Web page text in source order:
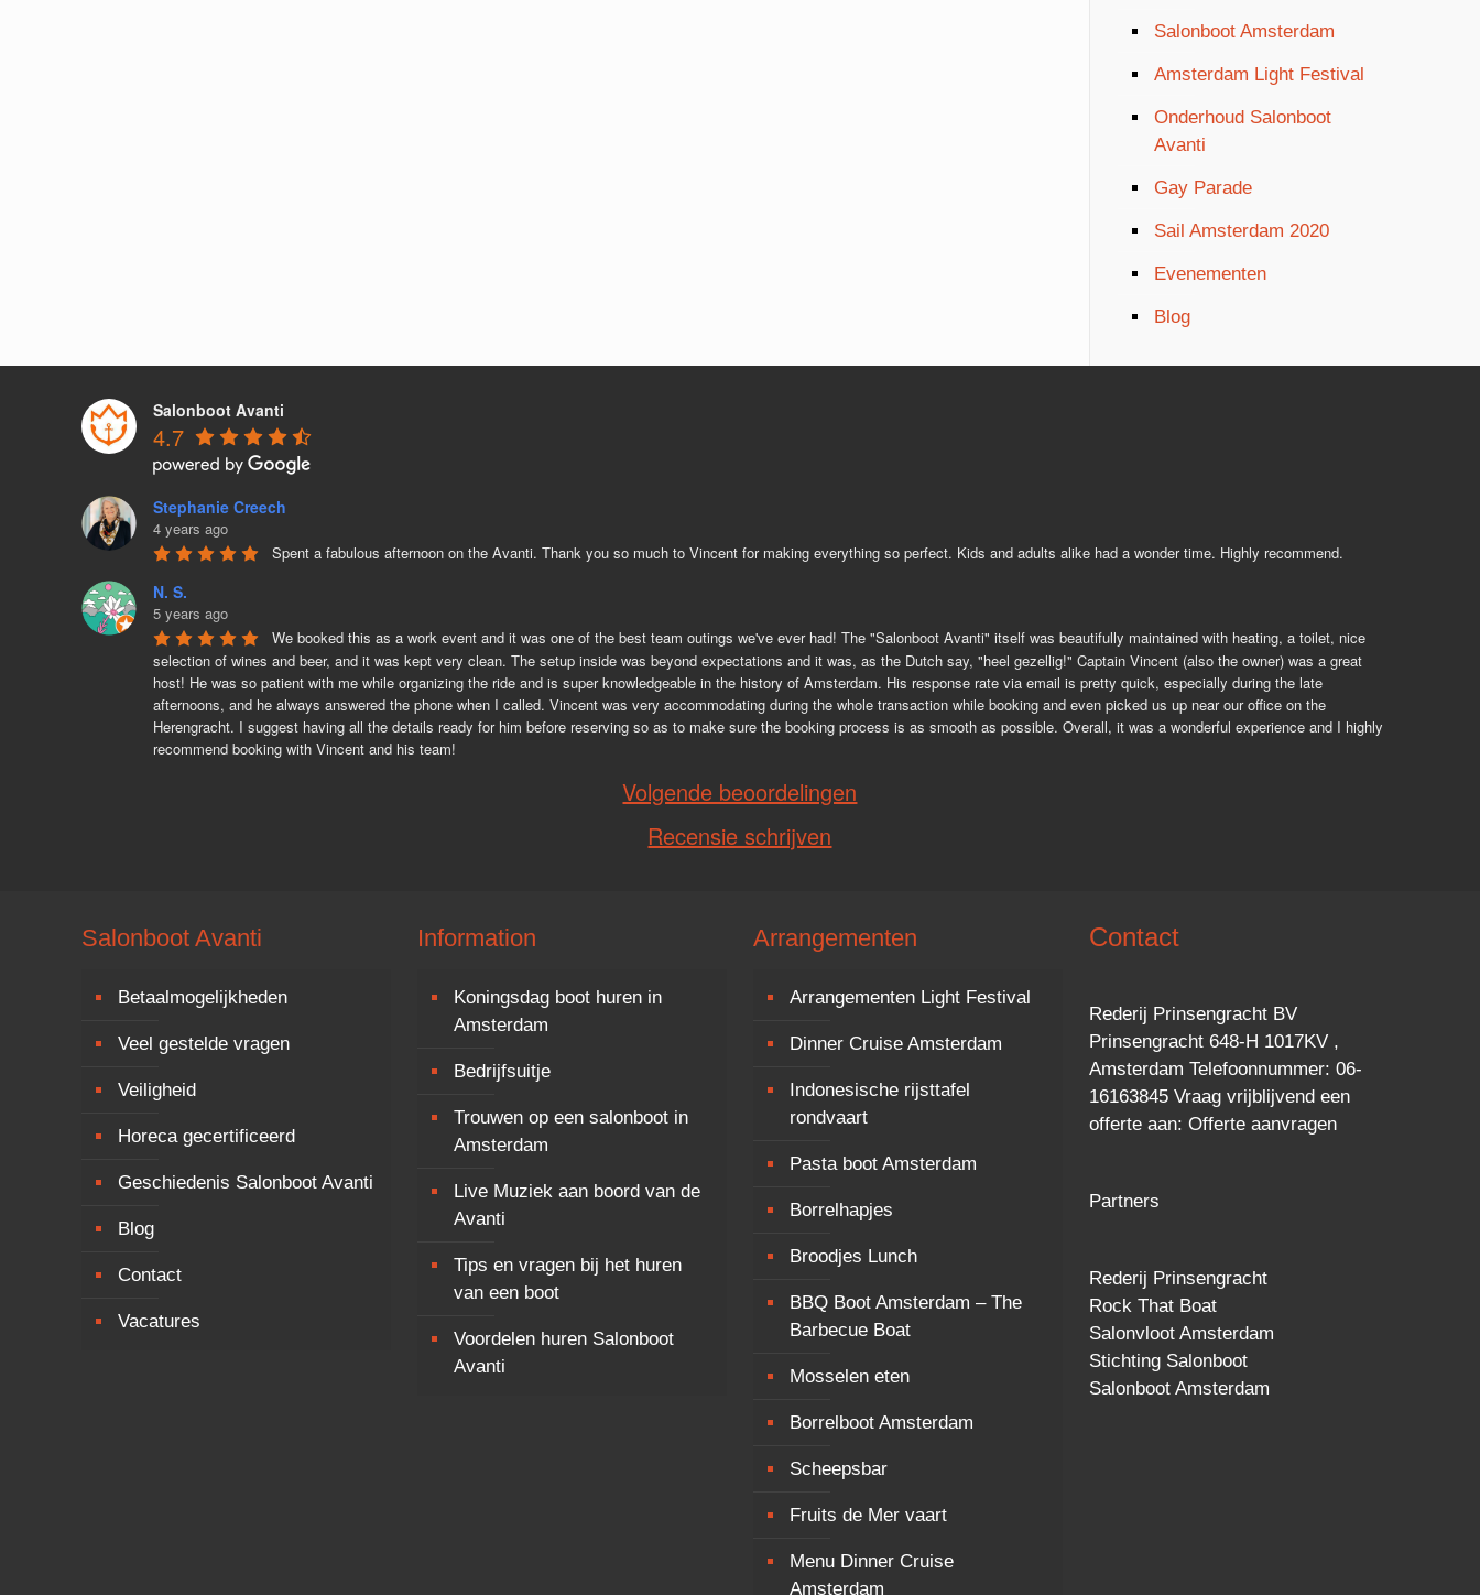
Salonboot Amsterdam
Amsterdam Light Festival
Onderhoud Salonboot
Avanti
Gay Parade
Sail Amsterdam 2020
Evenementen
Blog
Salonboot Avanti
4.7
Stephanie Creech
4 years ago
Spent a fabulous afternoon on the Avanti. Thank you so much to Vincent for making everything so perfect. Kids and adults alike had a wonder time. Highly recommend.
N. S.
5 years ago
We booked this as a work event and it was one of the best team outings we've ever had! The "Salonboot Avanti" itself was beautifully maintained with heating, a toilet, nice
selection of wines and beer, and it was kept very clean. The setup inside was beyond expectations and it was, as the Dutch say, "heel gezellig!" Captain Vincent (also the owner) was a great
host! He was so patient with me while organizing the ride and is super knowledgeable in the history of Amsterdam. His response rate via email is pretty quick, especially during the late
afternoons, and he always answered the phone when I called. Vincent was very accommodating during the whole transaction while booking and even picked us up near our office on the
Herengracht. I suggest having all the details ready for him before reserving so as to make sure the booking process is as smooth as possible. Overall, it was a wonderful experience and I highly
recommend booking with Vincent and his team!
Volgende beoordelingen
Recensie schrijven
Salonboot Avanti
Betaalmogelijkheden
Veel gestelde vragen
Veiligheid
Horeca gecertificeerd
Geschiedenis Salonboot Avanti
Blog
Contact
Vacatures
Information
Koningsdag boot huren in
Amsterdam
Bedrijfsuitje
Trouwen op een salonboot in
Amsterdam
Live Muziek aan boord van de
Avanti
Tips en vragen bij het huren
van een boot
Voordelen huren Salonboot
Avanti
Arrangementen
Arrangementen Light Festival
Dinner Cruise Amsterdam
Indonesische rijsttafel
rondvaart
Pasta boot Amsterdam
Borrelhapjes
Broodjes Lunch
BBQ Boot Amsterdam – The
Barbecue Boat
Mosselen eten
Borrelboot Amsterdam
Scheepsbar
Fruits de Mer vaart
Menu Dinner Cruise
Amsterdam
Contact
Rederij Prinsengracht BV
Prinsengracht 648-H 1017KV ,
Amsterdam Telefoonnummer: 06-
16163845 Vraag vrijblijvend een
offerte aan:Offerte aanvragen
Partners
Rederij Prinsengracht
Rock That Boat
Salonvloot Amsterdam
Stichting Salonboot
Salonboot Amsterdam